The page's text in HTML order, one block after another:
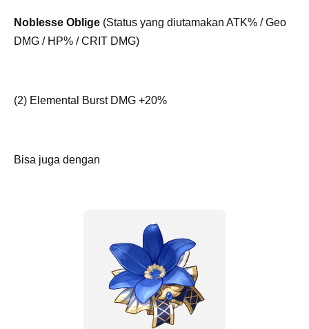
Noblesse Oblige (Status yang diutamakan ATK% / Geo
DMG / HP% / CRIT DMG)
(2) Elemental Burst DMG +20%
Bisa juga dengan